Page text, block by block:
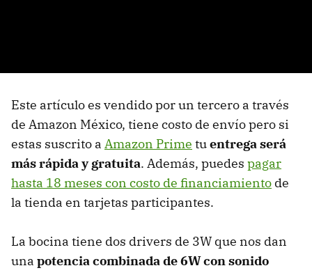
Este artículo es vendido por un tercero a través
de Amazon México, tiene costo de envío pero si
estas suscrito a Amazon Prime tuentrega será
más rápida y gratuita. Además, puedes pagar
hasta 18 meses con costo de financiamiento de
la tienda en tarjetas participantes.
La bocina tiene dos drivers de 3W que nos dan
una potencia combinada de 6W con sonido